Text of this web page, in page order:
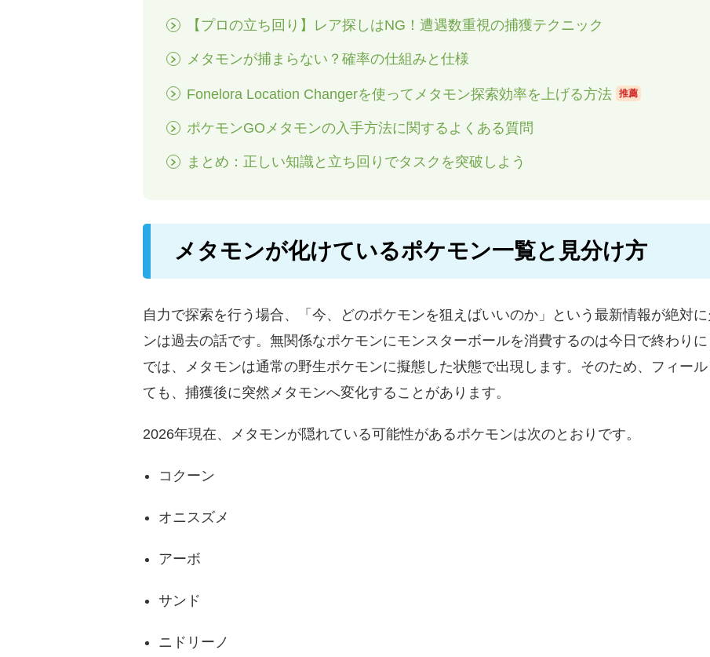
【プロの立ち回り】レア探しはNG！遭遇数重視の捕獲テクニック
メタモンが捕まらない？確率の仕組みと仕様
Fonelora Location Changerを使ってメタモン探索効率を上げる方法 推薦
ポケモンGOメタモンの入手方法に関するよくある質問
まとめ：正しい知識と立ち回りでタスクを突破しよう
メタモンが化けているポケモン一覧と見分け方
自力で探索を行う場合、「今、どのポケモンを狙えばいいのか」という最新情報が絶対
ンは過去の話です。無関係なポケモンにモンスターボールを消費するのは今日で終わりに
では、メタモンは通常の野生ポケモンに擬態した状態で出現します。そのため、フィー
ても、捕獲後に突然メタモンへ変化することがあります。
2026年現在、メタモンが隠れている可能性があるポケモンは次のとおりです。
コクーン
オニスズメ
アーボ
サンド
ニドリーノ